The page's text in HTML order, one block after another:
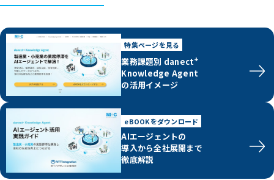
特集ページを見る
業務課題別 danect+
Knowledge Agent
の活用イメージ
eBOOKをダウンロード
AIエージェントの
導入から全社展開まで
徹底解説